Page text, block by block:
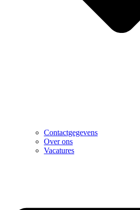
Contactgegevens
Over ons
Vacatures